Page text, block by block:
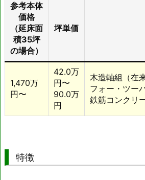
参考本体
価格
（延床面
積35坪
の場合）
坪単価
1,470万
円〜
42.0万
円〜
90.0万
円
木造軸組（在
フォー・ツー
鉄筋コンクリ
特徴